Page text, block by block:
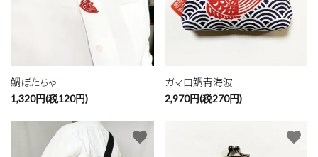
鯛ぼたちゃ
1,320円(税120円)
ガマ口鯛青海波
2,970円(税270円)
favorite favorite